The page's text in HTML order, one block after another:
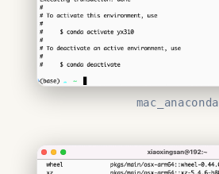
mac_anaconda